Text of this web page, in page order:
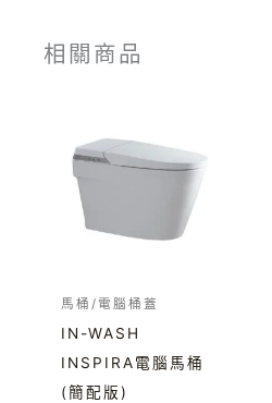
相關商品
馬桶/電腦桶蓋
IN-WASH
INSPIRA電腦馬桶
(簡配版)